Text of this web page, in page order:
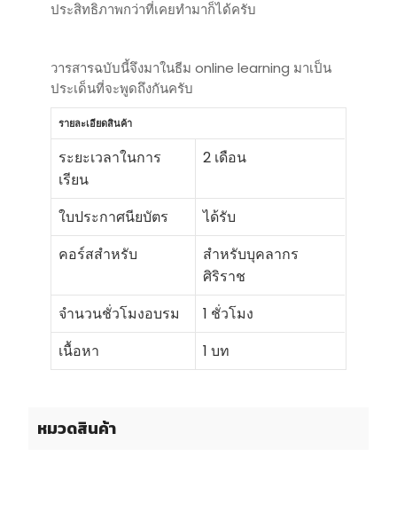
หมวดสินค้า
ประสิทธิภาพกว่าที่เคยทำมาก็ได้ครับ
วารสารฉบับนี้จึงมาในธีม online learning มาเป็น
ประเด็นที่จะพูดถึงกันครับ
รายละเอียดสินค้า
ระยะเวลาในการ
เรียน
2 เดือน
ใบประกาศนียบัตร
ได้รับ
คอร์สสำหรับ
สำหรับบุคลากร
ศิริราช
จำนวนชั่วโมงอบรม
1 ชั่วโมง
เนื้อหา
1 บท